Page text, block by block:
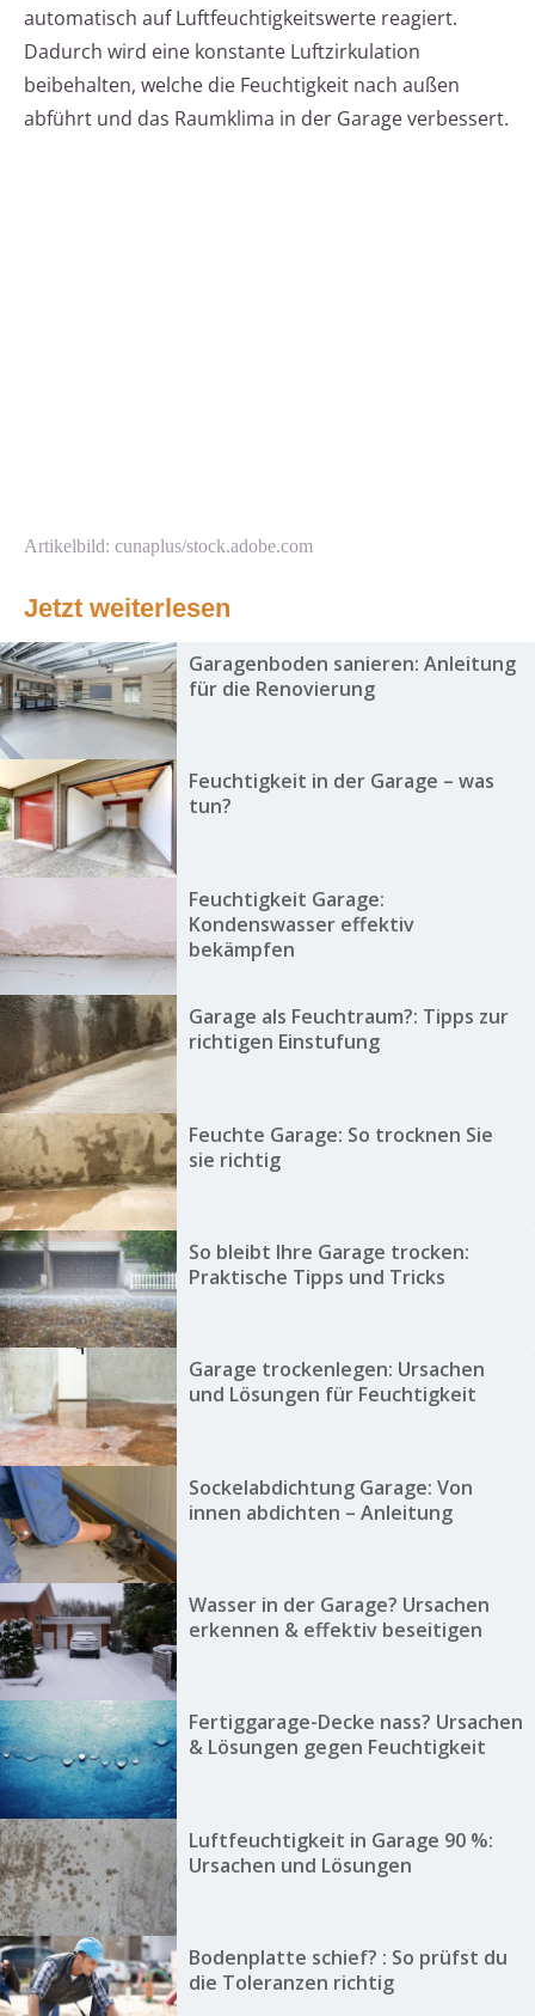
automatisch auf Luftfeuchtigkeitswerte reagiert.
Dadurch wird eine konstante Luftzirkulation
beibehalten, welche die Feuchtigkeit nach außen
abführt und das Raumklima in der Garage verbessert.
Artikelbild: cunaplus/stock.adobe.com
Jetzt weiterlesen
Garagenboden sanieren: Anleitung
für die Renovierung
Feuchtigkeit in der Garage – was
tun?
Feuchtigkeit Garage:
Kondenswasser effektiv
bekämpfen
Garage als Feuchtraum?: Tipps zur
richtigen Einstufung
Feuchte Garage: So trocknen Sie
sie richtig
So bleibt Ihre Garage trocken:
Praktische Tipps und Tricks
Garage trockenlegen: Ursachen
und Lösungen für Feuchtigkeit
Sockelabdichtung Garage: Von
innen abdichten – Anleitung
Wasser in der Garage? Ursachen
erkennen & effektiv beseitigen
Fertiggarage-Decke nass? Ursachen
& Lösungen gegen Feuchtigkeit
Luftfeuchtigkeit in Garage 90 %:
Ursachen und Lösungen
Bodenplatte schief? : So prüfst du
die Toleranzen richtig